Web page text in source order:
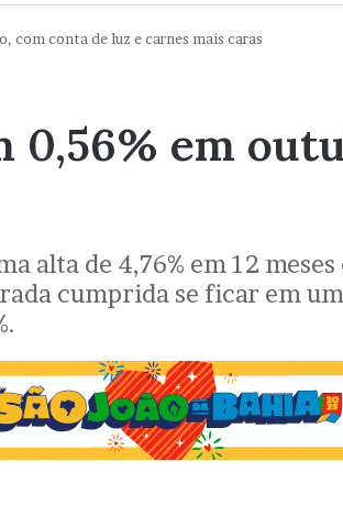
com conta de luz e carnes mais caras
0,56% em
alta de 4,76% em 12
cumprida se ficar em